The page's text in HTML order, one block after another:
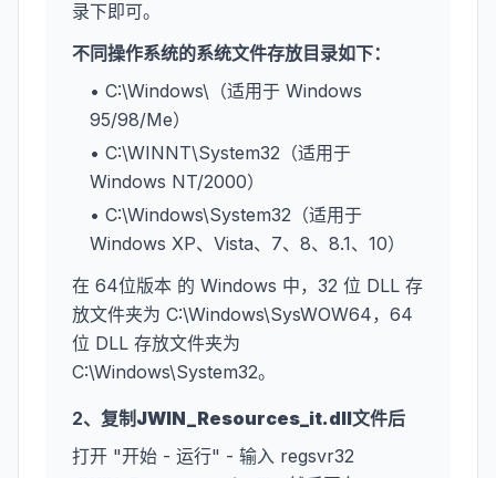
录下即可。
不同操作系统的系统文件存放目录如下：
• C:\Windows\（适用于 Windows
95/98/Me）
• C:\WINNT\System32（适用于
Windows NT/2000）
• C:\Windows\System32（适用于
Windows XP、Vista、7、8、8.1、10）
在 64位版本 的 Windows 中，32 位 DLL 存
放文件夹为 C:\Windows\SysWOW64，64
位 DLL 存放文件夹为
C:\Windows\System32。
2、复制 JWIN_Resources_it.dll文件后
打开 "开始 - 运行" - 输入 regsvr32